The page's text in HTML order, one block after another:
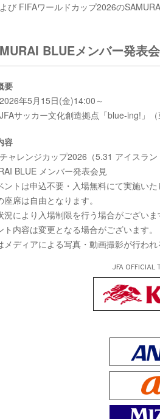
び FIFAワールドカップ2026の
BLUEメンバー発表
要
年5月15日(金)14:00～
サッカー文化創造拠点「blue-ing!」（
容
ャレンジカップ2026（5.31 アイスラ
BLUE メンバー発表会見
ントは申込不要・入場無料にて実施いた
座席は自由となります。
況により入場制限を行う場合がございま
ト内容は変更となる場合がございます。
メディアによる写真・動画撮影が行われ
JFA OFFICIAL